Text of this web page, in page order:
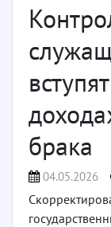
брака
04.05.2026